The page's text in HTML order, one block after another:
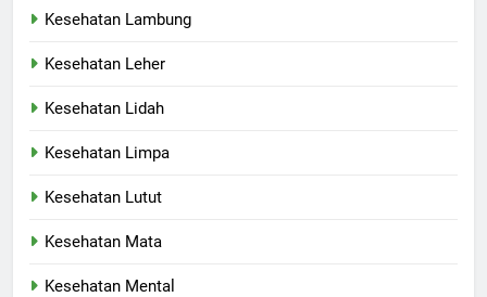
Kesehatan Lambung
Kesehatan Leher
Kesehatan Lidah
Kesehatan Limpa
Kesehatan Lutut
Kesehatan Mata
Kesehatan Mental